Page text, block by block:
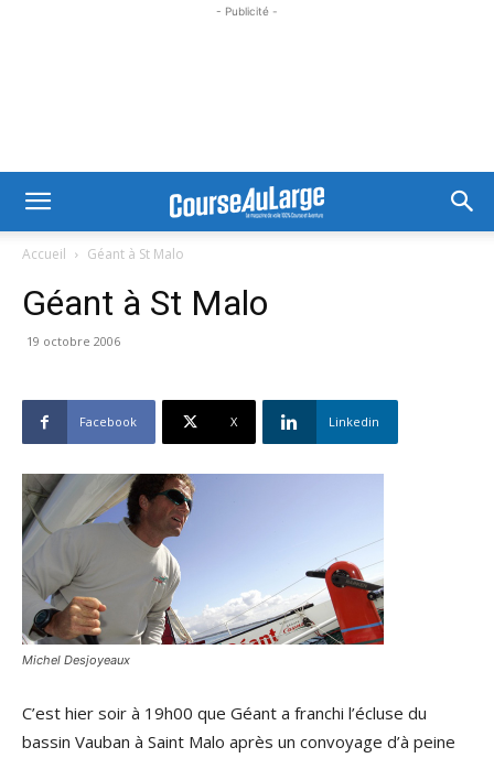
- Publicité -
Accueil Géant à St Malo
Géant à St Malo
19 octobre 2006
Facebook X Linkedin
Michel Desjoyeaux
C’est hier soir à 19h00 que Géant a franchi l’écluse du
bassin Vauban à Saint Malo après un convoyage d’à peine